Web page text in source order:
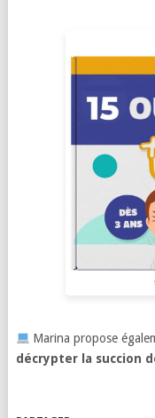
Marina propose
décrypter la succion